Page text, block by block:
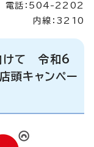
電話：504-2202
内線：3210
けて 令和6
頭キャンペー